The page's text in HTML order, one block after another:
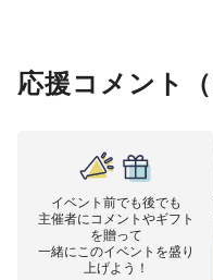
応援コメント（
イベント前でも後でも
主催者にコメントやギフト
を贈って
一緒にこのイベントを盛り
上げよう！